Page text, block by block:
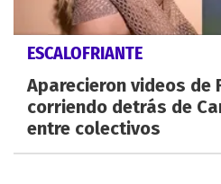
ESCALOFRIANTE
Aparecieron videos de
corriendo detrás de
entre colectivos